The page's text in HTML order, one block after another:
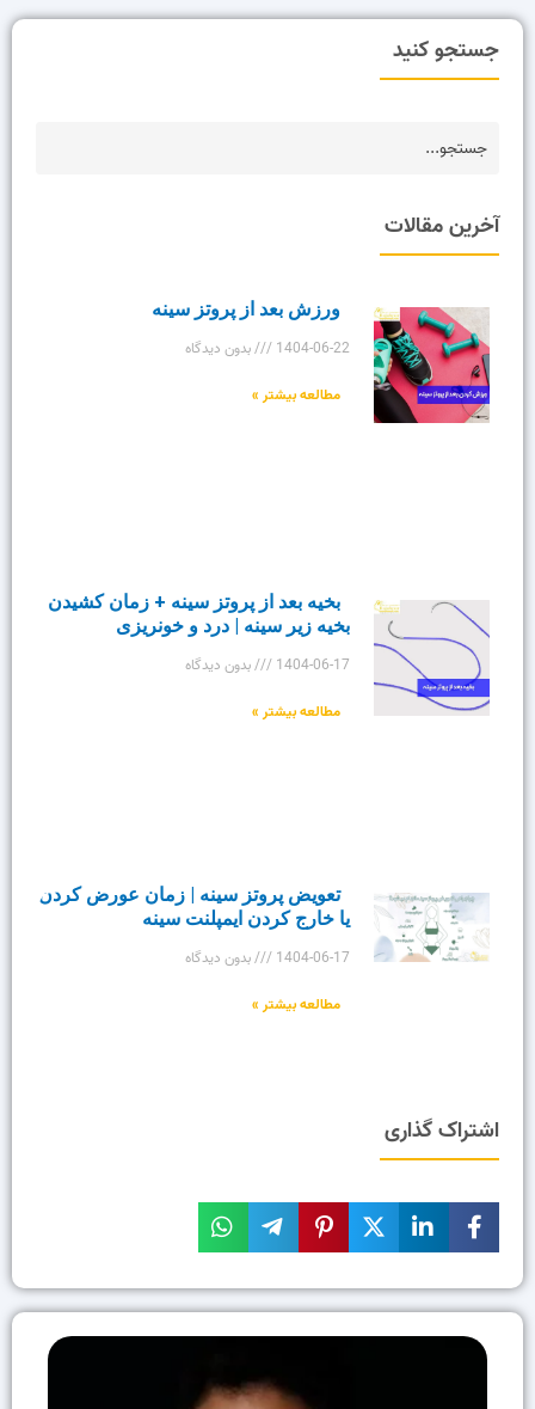
جستجو کنید
آخرین مقالات
ورزش بعد از پروتز سینه
1404-06-22
بدون دیدگاه
مطالعه بیشتر »
بخیه بعد از پروتز سینه + زمان کشیدن
بخیه زیر سینه | درد و خونریزی
1404-06-17
بدون دیدگاه
مطالعه بیشتر »
تعویض پروتز سینه | زمان عورض کردن
یا خارج کردن ایمپلنت سینه
1404-06-17
بدون دیدگاه
مطالعه بیشتر »
اشتراک گذاری